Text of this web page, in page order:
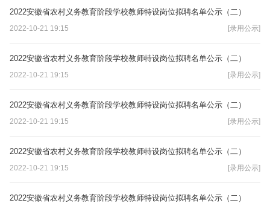
2022安徽省农村义务教育阶段学校教师特设岗位拟聘名单公示（二）
2022-10-21 19:15 [录用公示]
2022安徽省农村义务教育阶段学校教师特设岗位拟聘名单公示（二）
2022-10-21 19:15 [录用公示]
2022安徽省农村义务教育阶段学校教师特设岗位拟聘名单公示（二）
2022-10-21 19:15 [录用公示]
2022安徽省农村义务教育阶段学校教师特设岗位拟聘名单公示（二）
2022-10-21 19:15 [录用公示]
2022安徽省农村义务教育阶段学校教师特设岗位拟聘名单公示（二）